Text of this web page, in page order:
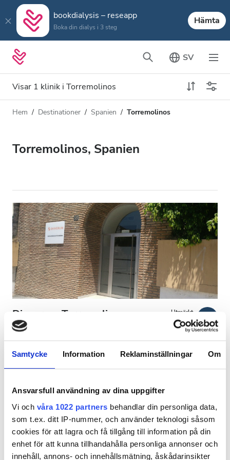
Samtycke Information Reklaminställningar Om
Ansvarsfull användning av dina uppgifter
Vi och våra 1022 partners behandlar din personliga data,
som t.ex. ditt IP-nummer, och använder teknologi såsom
cookies för att lagra och få tillgång till information på din
enhet för att kunna tillhandahålla personliga annonser och
innehåll, annons- och innehållsmätning, åskådarinsikter
bookdialysis – reseapp
Boka din dialys i 3 steg
Hämta
SV
Visar 1 klinik i Torremolinos
Dialystyp
Alla dialyser
Acceptera
Patienter med HIV
Patienter med hepatit B
Patienter med hepatit C
Förfriskningar
Gratis WiFi
TV-skärmar
Gratis överföring
Avstånd
Hem Destinationer Spanien Torremolinos
Torremolinos, Spanien
Diaverum Torremolinos
Dialysis Clinic
Torremolinos, Spanien
0,91 km från stadskärnan
Utmärkt
53 Granska
9,4
Täckt av EHIC Täckt av GHIC
Förfriskningar Gratis WiFi
TV-skärmar
Per behandlingen
HD-dialys 200 €
Reservera